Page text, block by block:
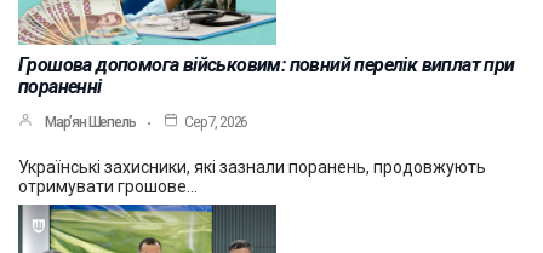
Грошова допомога військовим: повний перелік виплат при
пораненні
Мар’ян Шепель Сер 7, 2026
Українські захисники, які зазнали поранень, продовжують
отримувати грошове…